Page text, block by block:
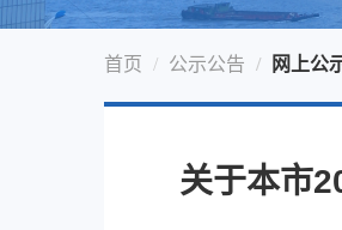
首页 公示公告 网上公
关于本市